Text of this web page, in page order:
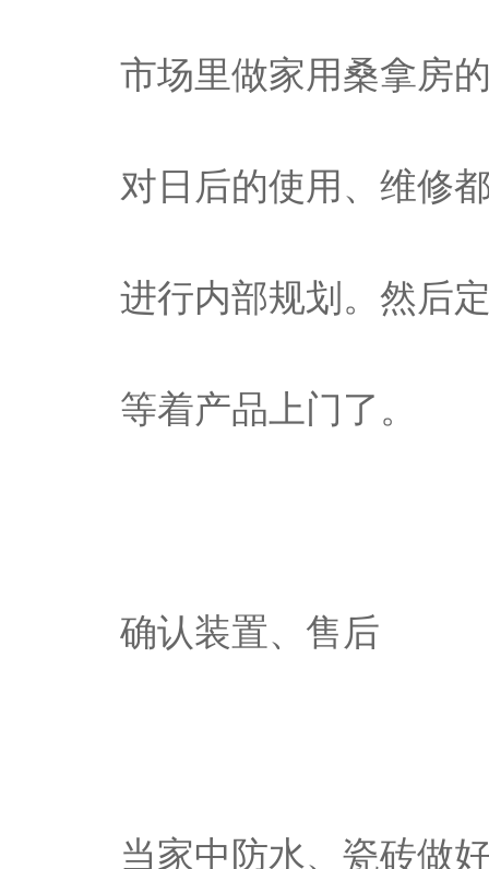
市场里做家用桑拿房
对日后的使用、维修
进行内部规划。然后
等着产品上门了。
确认装置、售后
当家中防水、瓷砖做